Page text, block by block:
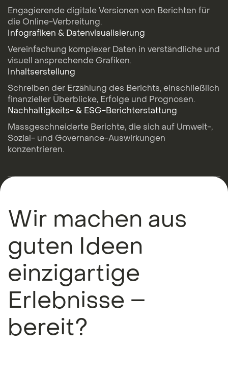
Engagierende digitale Versionen von Berichten für
die Online-Verbreitung.
Infografiken & Datenvisualisierung
Vereinfachung komplexer Daten in verständliche und
visuell ansprechende Grafiken.
Inhaltserstellung
Schreiben der Erzählung des Berichts, einschließlich
finanzieller Überblicke, Erfolge und Prognosen.
Nachhaltigkeits- & ESG-Berichterstattung
Massgeschneiderte Berichte, die sich auf Umwelt-,
Sozial- und Governance-Auswirkungen
konzentrieren.
Wir machen aus
guten Ideen
einzigartige
Erlebnisse –
bereit?